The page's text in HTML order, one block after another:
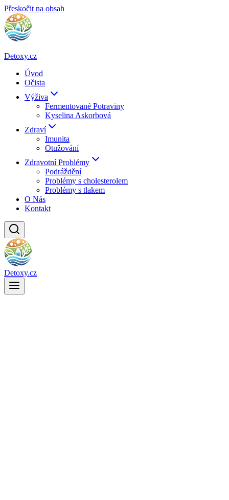
Přeskočit na obsah
Detoxy.cz
Úvod
Očista
Výživa
Fermentované Potraviny
Kyselina Askorbová
Zdraví
Imunita
Otužování
Zdravotní Problémy
Podráždění
Problémy s cholesterolem
Problémy s tlakem
O Nás
Kontakt
Detoxy.cz